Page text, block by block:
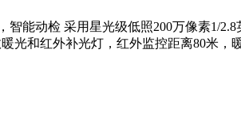
能动检 采用星光级低照200万像素1/
光和红外补光灯，红外监控距离80米，